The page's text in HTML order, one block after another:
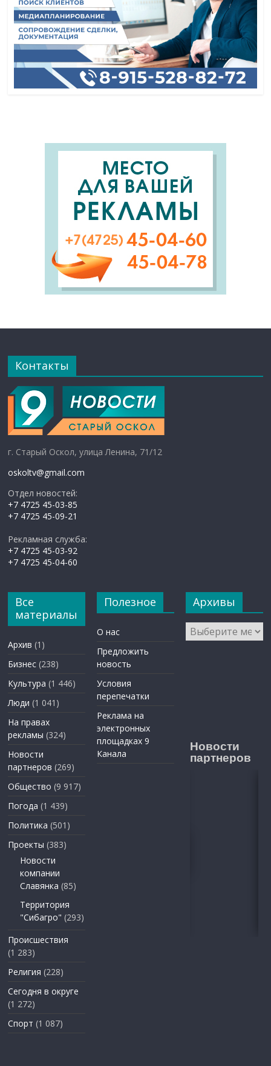
Контакты
г. Старый Оскол, улица Ленина, 71/12
oskoltv@gmail.com
Отдел новостей:
+7 4725 45-03-85
+7 4725 45-09-21
Рекламная служба:
+7 4725 45-03-92
+7 4725 45-04-60
Все
материалы
Архив (1)
Бизнес (238)
Культура (1 446)
Люди (1 041)
На правах
рекламы (324)
Новости
партнеров (269)
Общество (9 917)
Погода (1 439)
Политика (501)
Проекты (383)
Новости
компании
Славянка (85)
Территория
"Сибагро" (293)
Происшествия
(1 283)
Религия (228)
Сегодня в округе
(1 272)
Спорт (1 087)
Полезное
О нас
Предложить
новость
Условия
перепечатки
Реклама на
электронных
площадках 9
Канала
Архивы
Архивы
Новости
партнеров